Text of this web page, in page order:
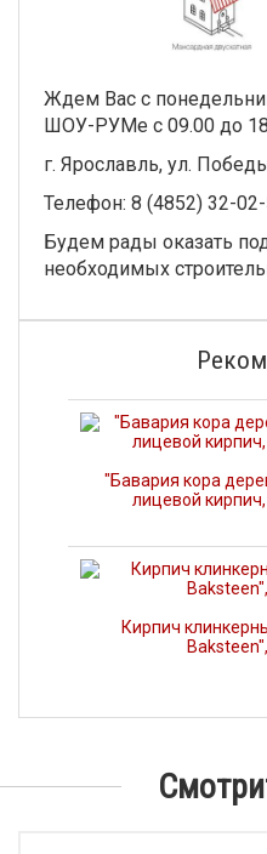
Ждем Вас с
ШОУ-РУМе с 09.00 до
г. Ярославль, ул.
Телефон: 8 (4852) 32-
Будем рады оказать
необходимых
"Бавария кора
лицевой
Кирпич